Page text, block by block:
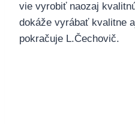
vie vyrobiť naozaj
dokáže vyrábať kvalitne
pokračuje L.Čechovič.